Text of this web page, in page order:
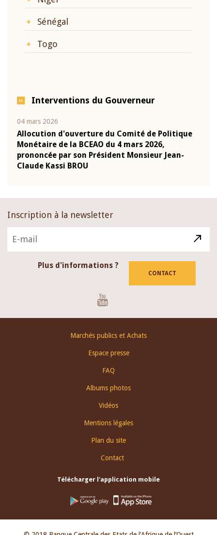
Sénégal
Togo
Interventions du Gouverneur
04 mars 2026
Allocution d'ouverture du Comité de Politique
Monétaire de la BCEAO du 4 mars 2026,
prononcée par son Président Monsieur Jean-
Claude Kassi BROU
Inscription à la newsletter
Plus d'informations ?
CONTACT
Marchés publics et Achats
Espace presse
FAQ
Albums photos
Vidéos
Mentions légales
Plan du site
Contact
Télécharger l'application mobile